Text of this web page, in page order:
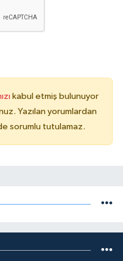
kabul etmiş bulunuyor
Yazılan yorumlardan
sorumlu tutulamaz.